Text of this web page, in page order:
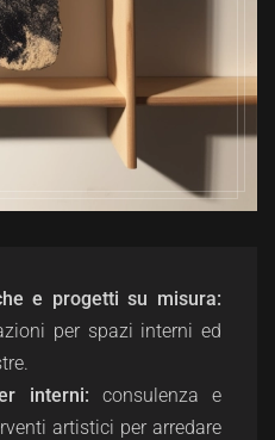
e progetti su misura:
per spazi interni ed
interni: consulenza e
artistici per arredare